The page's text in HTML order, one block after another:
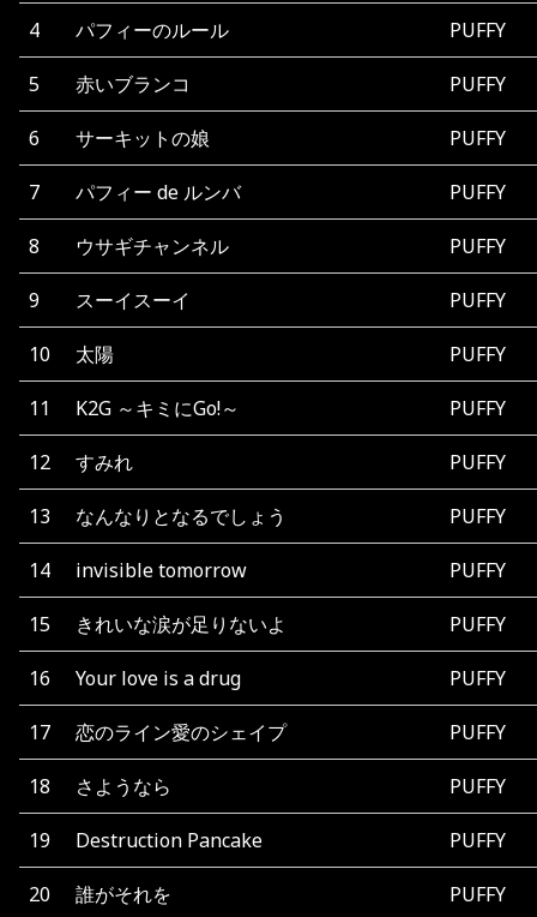
4 パフィーのルール PUFFY
5 赤いブランコ PUFFY
6 サーキットの娘 PUFFY
7 パフィー de ルンバ PUFFY
8 ウサギチャンネル PUFFY
9 スーイスーイ PUFFY
10 太陽 PUFFY
11 K2G ～キミにGo!～ PUFFY
12 すみれ PUFFY
13 なんなりとなるでしょう PUFFY
14 invisible tomorrow PUFFY
15 きれいな涙が足りないよ PUFFY
16 Your love is a drug PUFFY
17 恋のライン愛のシェイプ PUFFY
18 さようなら PUFFY
19 Destruction Pancake PUFFY
20 誰がそれを PUFFY